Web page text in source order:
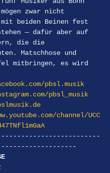
zwar nicht
mit beiden Beinen fest
— dafür aber auf
die die
Matschhose und
mitbringen, es wird
pbsl.musik
pbsl_musik
channel/UCC